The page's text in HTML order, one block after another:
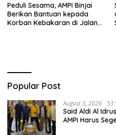
Peduli Sesama, AMPI Binjai
Berikan Bantuan kepada
Korban Kebakaran di Jalan
Popular Post
August 3, 2026 53
Said Aldi Al
AMPI Harus